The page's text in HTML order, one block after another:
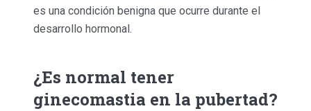
es una condición benigna que ocurre durante el
desarrollo hormonal.
¿Es normal tener
ginecomastia en la pubertad?